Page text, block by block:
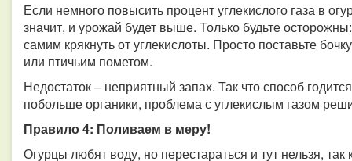
Если немного повысить процент углекислого газа в
значит, и урожай будет выше. Только будьте
самим крякнуть от углекислоты. Просто поставьте
или птичьим пометом.
Недостаток – неприятный запах. Так что способ
побольше органики, проблема с углекислым газом
Правило 4: Поливаем в меру!
Огурцы любят воду, но перестараться и тут нельзя,